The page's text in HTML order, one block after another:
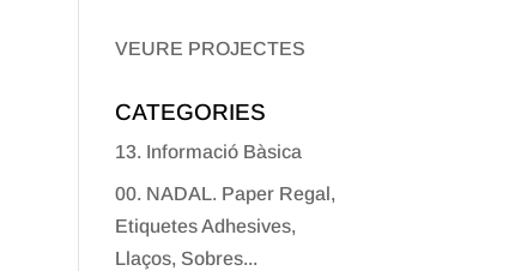
VEURE PROJECTES
CATEGORIES
13. Informació Bàsica
00. NADAL. Paper Regal,
Etiquetes Adhesives,
Llaços, Sobres...